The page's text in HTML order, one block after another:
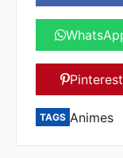
Pinterest
TAGS Animes